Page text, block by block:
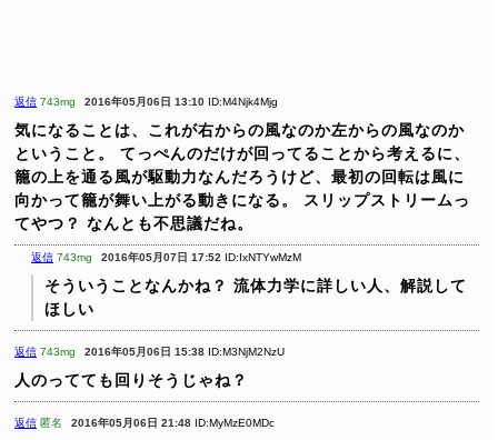
返信 743mg 2016年05月06日 13:10 ID:M4Njk4Mjg
気になることは、これが右からの風なのか左からの風なのか
ということ。
てっぺんのだけが回ってることから考えるに、
籠の上を通る風が駆動力なんだろうけど、最初の回転は風に
向かって籠が舞い上がる動きになる。
スリップストリームっ
てやつ？ なんとも不思議だね。
返信 743mg 2016年05月07日 17:52 ID:IxNTYwMzM
そういうことなんかね？ 流体力学に詳しい人、解説して
ほしい
返信 743mg 2016年05月06日 15:38 ID:M3NjM2NzU
人のってても回りそうじゃね？
返信 匿名 2016年05月06日 21:48 ID:MyMzE0MDc